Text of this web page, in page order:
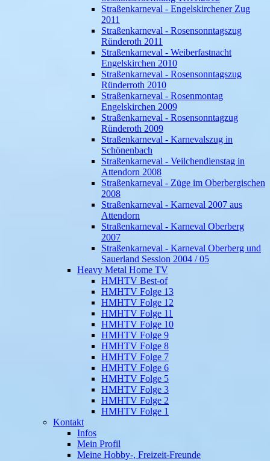
Straßenkarneval - Engelskirchener Zug
2011
Straßenkarneval - Rosensonntagszug
Ründeroth 2011
Straßenkarneval - Weiberfastnacht
Engelskirchen 2010
Straßenkarneval - Rosensonntagszug
Ründerroth 2010
Straßenkarneval - Rosenmontag
Engelskirchen 2009
Straßenkarneval - Rosensonntagzug
Ründeroth 2009
Straßenkarneval - Karnevalszug in
Schönenbach
Straßenkarneval - Veilchendienstag in
Attendorn 2008
Straßenkarneval - Züge im Oberbergischen
2008
Straßenkarneval - Karneval 2007 aus
Attendorn
Straßenkarneval - Karneval Oberberg
2007
Straßenkarneval - Karneval Oberberg und
Sauerland Session 2004 / 05
Heavy Metal Home TV
HMHTV Best-of
HMHTV Folge 13
HMHTV Folge 12
HMHTV Folge 11
HMHTV Folge 10
HMHTV Folge 9
HMHTV Folge 8
HMHTV Folge 7
HMHTV Folge 6
HMHTV Folge 5
HMHTV Folge 3
HMHTV Folge 2
HMHTV Folge 1
Kontakt
Infos
Mein Profil
Meine Hobby-, Freizeit-Freunde